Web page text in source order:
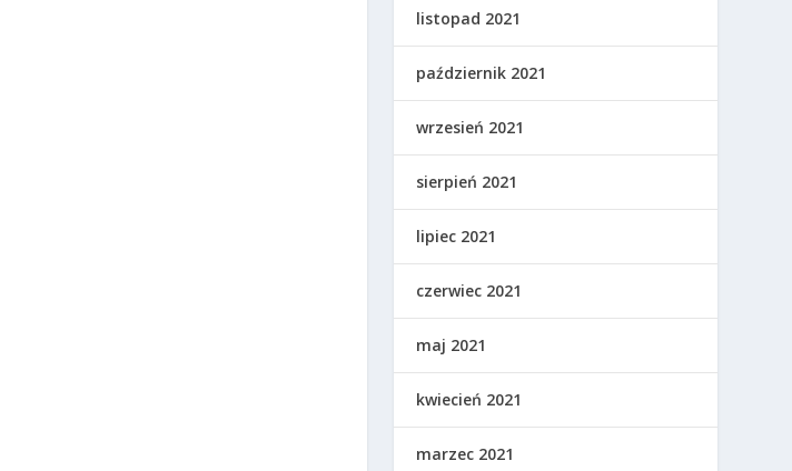
listopad 2021
październik 2021
wrzesień 2021
sierpień 2021
lipiec 2021
czerwiec 2021
maj 2021
kwiecień 2021
marzec 2021